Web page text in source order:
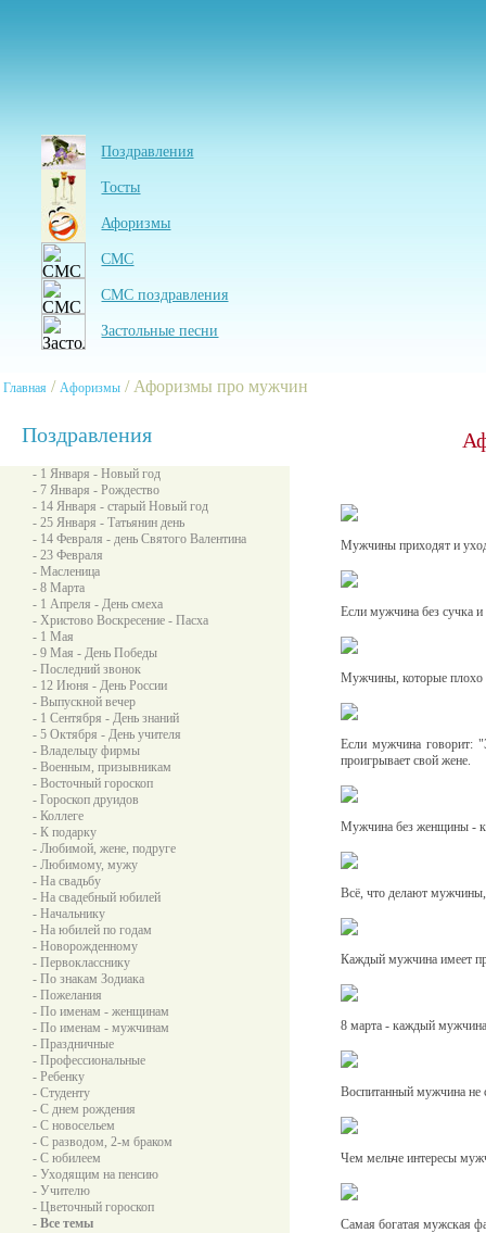
Поздравления
Тосты
Афоризмы
СМС
СМС поздравления
Застольные песни
Главная / Афоризмы / Афоризмы про мужчин
Поздравления
- 1 Января - Новый год
- 7 Января - Рождество
- 14 Января - старый Новый год
- 25 Января - Татьянин день
- 14 Февраля - день Святого Валентина
- 23 Февраля
- Масленица
- 8 Марта
- 1 Апреля - День смеха
- Христово Воскресение - Пасха
- 1 Мая
- 9 Мая - День Победы
- Последний звонок
- 12 Июня - День России
- Выпускной вечер
- 1 Сентября - День знаний
- 5 Октября - День учителя
- Владельцу фирмы
- Военным, призывникам
- Восточный гороскоп
- Гороскоп друидов
- Коллеге
- К подарку
- Любимой, жене, подруге
- Любимому, мужу
- На свадьбу
- На свадебный юбилей
- Начальнику
- На юбилей по годам
- Новорожденному
- Первокласснику
- По знакам Зодиака
- Пожелания
- По именам - женщинам
- По именам - мужчинам
- Праздничные
- Профессиональные
- Ребенку
- Студенту
- С днем рождения
- С новосельем
- С разводом, 2-м браком
- С юбилеем
- Уходящим на пенсию
- Учителю
- Цветочный гороскоп
- Все темы
Мужчины приходят и
Если мужчина без сучка
Мужчины, которые плохо
Если мужчина говорит:
проигрывает свой жене.
Мужчина без женщины -
Всё, что делают мужчины,
Каждый мужчина имеет
8 марта - каждый
Воспитанный мужчина не
Чем мельче интересы
Самая богатая мужская